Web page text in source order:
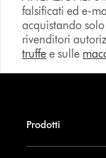
falsificati ed e-
acquistando
rivenditori
truffe e sulle
Prodotti